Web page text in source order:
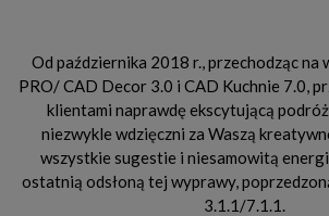
Od października 2018 r., przechodząc na
PRO/ CAD Decor 3.0 i CAD Kuchnie 7.0,
klientami naprawdę ekscytującą
niezwykle wdzięczni za Waszą
wszystkie sugestie i niesamowitą
ostatnią odsłoną tej wyprawy,
3.1.1/7.1.1.